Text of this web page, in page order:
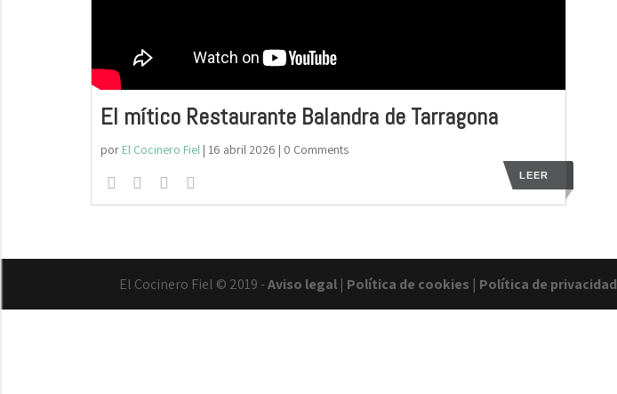
El mítico Restaurante Balandra de Tarragona
por El Cocinero Fiel| 16 abril 2026 | 0 Comments
LEER
El Cocinero Fiel © 2019 -Aviso legal | Política de cookies | Política de privacidad